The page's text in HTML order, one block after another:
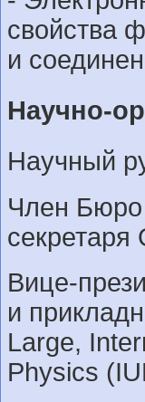
свойства
и
Научно-
Научный
Член
Вице-
и
Large,
Physics